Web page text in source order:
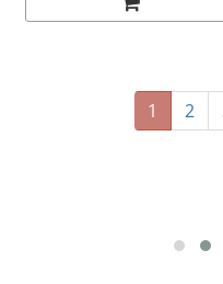
1 2